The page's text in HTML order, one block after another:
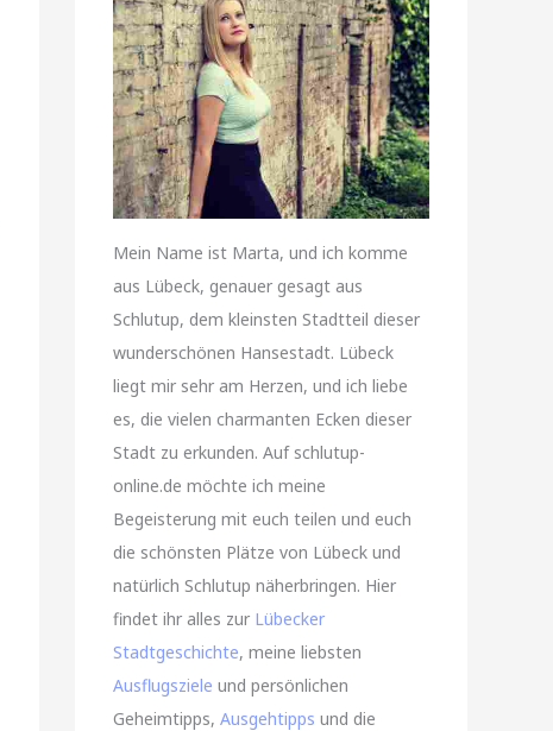
Mein Name ist Marta, und ich komme
aus Lübeck, genauer gesagt aus
Schlutup, dem kleinsten Stadtteil dieser
wunderschönen Hansestadt. Lübeck
liegt mir sehr am Herzen, und ich liebe
es, die vielen charmanten Ecken dieser
Stadt zu erkunden. Auf schlutup-
online.de möchte ich meine
Begeisterung mit euch teilen und euch
die schönsten Plätze von Lübeck und
natürlich Schlutup näherbringen. Hier
findet ihr alles zur Lübecker
Stadtgeschichte, meine liebsten
Ausflugsziele und persönlichen
Geheimtipps, Ausgehtipps und die